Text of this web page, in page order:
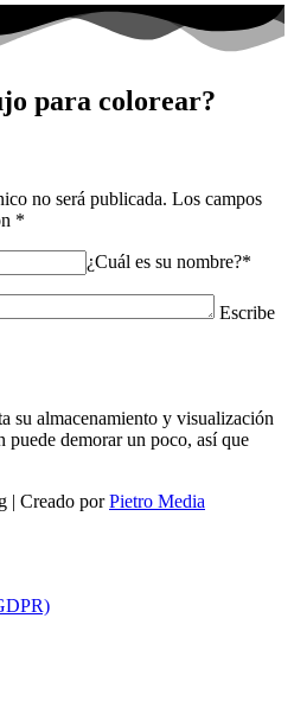
para colorear?
no será publicada. Los campos
*
¿Cuál es su nombre?*
Escribe
su almacenamiento y visualización
demorar un poco, así que
| Creado porPietro Media